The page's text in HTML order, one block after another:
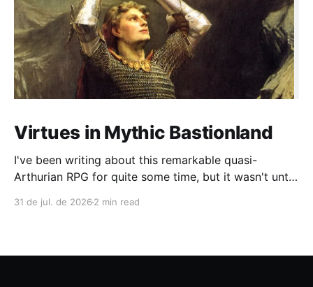
Virtues in Mythic Bastionland
I've been writing about this remarkable quasi-
Arthurian RPG for quite some time, but it wasn't until
lasting more than four sessions (and we're still
31 de jul. de 2026 2 min read